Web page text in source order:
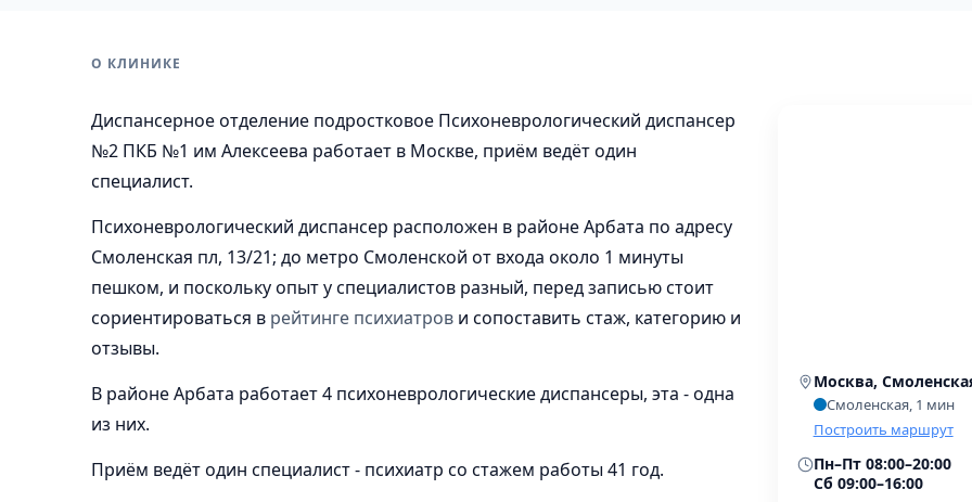
О КЛИНИКЕ
Диспансерное отделение подростковое Психоневрологический диспансер
№2 ПКБ №1 им Алексеева работает в Москве, приём ведёт один
специалист.
Психоневрологический диспансер расположен в районе Арбата по адресу
Смоленская пл, 13/21; до метро Смоленской от входа около 1 минуты
пешком, и поскольку опыт у специалистов разный, перед записью стоит
сориентироваться в рейтинге психиатров и сопоставить стаж, категорию и
отзывы.
В районе Арбата работает 4 психоневрологические диспансеры, эта - одна
из них.
Приём ведёт один специалист - психиатр со стажем работы 41 год.
Москва,
Смоленская, 1 мин
Построить маршрут
Пн–Пт 08:00–20:00
Сб 09:00–16:00